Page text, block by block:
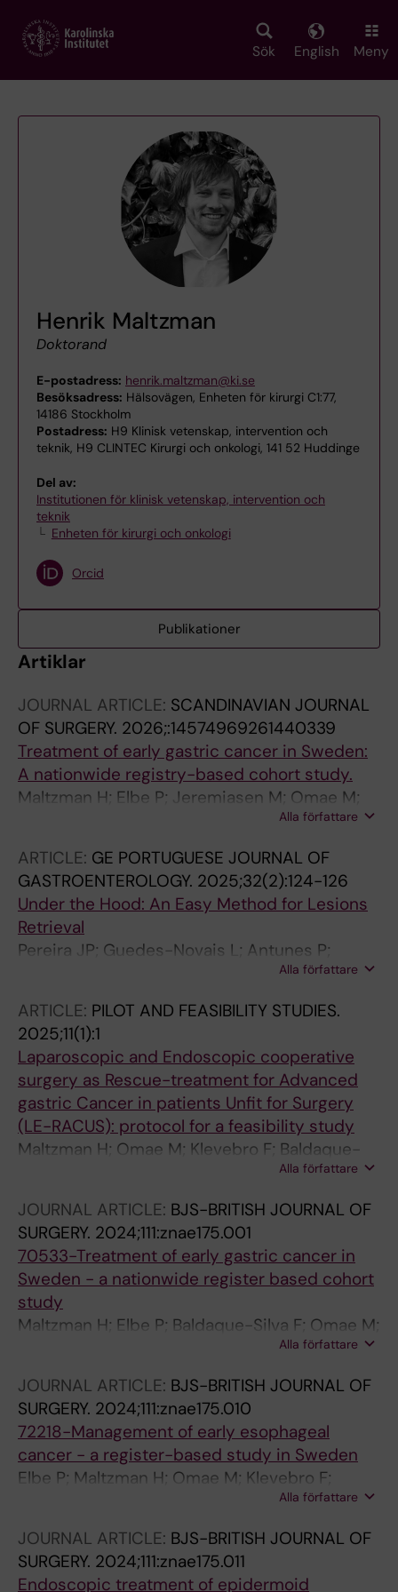
main
Sök English Meny
Henrik Maltzman
Doktorand
E-postadress: henrik.maltzman@ki.se
Besöksadress: Hälsovägen, Enheten för kirurgi C1:77,
14186 Stockholm
Postadress: H9 Klinisk vetenskap, intervention och
teknik, H9 CLINTEC Kirurgi och onkologi, 141 52 Huddinge
Del av:
Institutionen för klinisk vetenskap, intervention och
teknik
Enheten för kirurgi och onkologi
Orcid
Publikationer
Artiklar
JOURNAL ARTICLE: SCANDINAVIAN JOURNAL
OF SURGERY. 2026;:14574969261440339
Treatment of early gastric cancer in Sweden:
A nationwide registry-based cohort study.
Maltzman H; Elbe P; Jeremiasen M; Omae M;
Baldaque-Silva F; von Seth E; Lindblad M;
Alla författare
ARTICLE: GE PORTUGUESE JOURNAL OF
GASTROENTEROLOGY. 2025;32(2):124-126
Under the Hood: An Easy Method for Lesions
Retrieval
Pereira JP; Guedes-Novais L; Antunes P;
Omae M; Maltzman H; Baldaque-Silva FAlla författare
ARTICLE: PILOT AND FEASIBILITY STUDIES.
2025;11(1):1
Laparoscopic and Endoscopic cooperative
surgery as Rescue-treatment for Advanced
gastric Cancer in patients Unfit for Surgery
(LE-RACUS): protocol for a feasibility study
Maltzman H; Omae M; Klevebro F; Baldaque-
Alla författare
JOURNAL ARTICLE: BJS-BRITISH JOURNAL OF
SURGERY. 2024;111:znae175.001
70533-Treatment of early gastric cancer in
Sweden - a nationwide register based cohort
study
Maltzman H; Elbe P; Baldaque-Silva F; Omae M;
Alla författare
JOURNAL ARTICLE: BJS-BRITISH JOURNAL OF
SURGERY. 2024;111:znae175.010
72218-Management of early esophageal
cancer - a register-based study in Sweden
Elbe P; Maltzman H; Omae M; Klevebro F;
Alla författare
JOURNAL ARTICLE: BJS-BRITISH JOURNAL OF
SURGERY. 2024;111:znae175.011
Endoscopic treatment of epidermoid